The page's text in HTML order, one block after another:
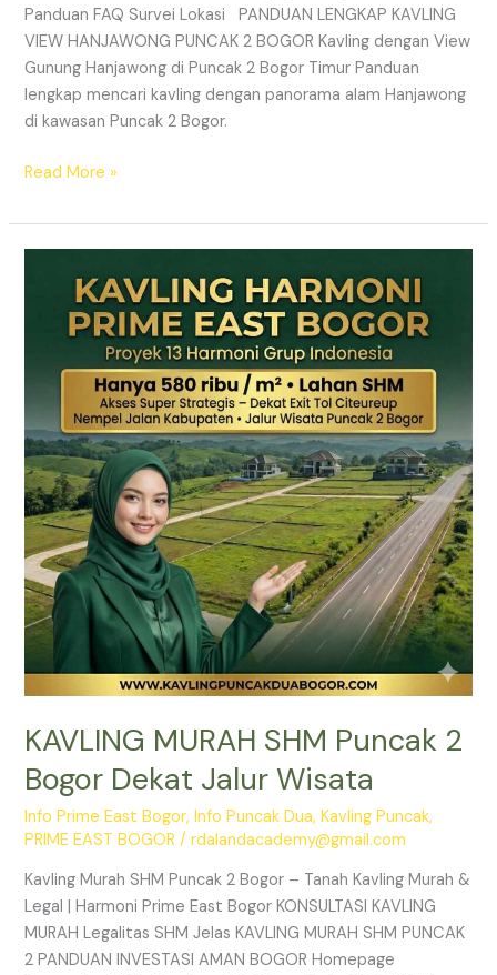
Panduan FAQ Survei Lokasi PANDUAN LENGKAP KAVLING
VIEW HANJAWONG PUNCAK 2 BOGOR Kavling dengan View
Gunung Hanjawong di Puncak 2 Bogor Timur Panduan
lengkap mencari kavling dengan panorama alam Hanjawong
di kawasan Puncak 2 Bogor.
Read More »
KAVLING MURAH SHM Puncak 2
Bogor Dekat Jalur Wisata
Info Prime East Bogor,Info Puncak Dua,Kavling Puncak,
PRIME EAST BOGOR /rdalandacademy@gmail.com
Kavling Murah SHM Puncak 2 Bogor – Tanah Kavling Murah &
Legal | Harmoni Prime East Bogor KONSULTASI KAVLING
MURAH Legalitas SHM Jelas KAVLING MURAH SHM PUNCAK
2 PANDUAN INVESTASI AMAN BOGOR Homepage
Puncak
Jalur
Wisata